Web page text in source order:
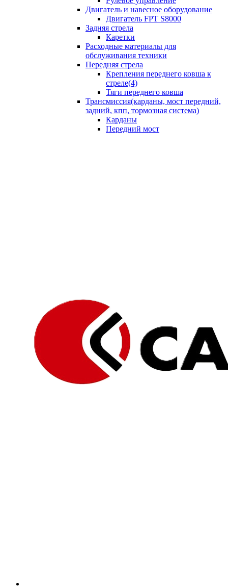
Двигатель и навесное оборудование
Двигатель FPT S8000
Задняя стрела
Каретки
Расходные материалы для
обслуживания техники
Передняя стрела
Крепления переднего ковша к
стреле(4)
Тяги переднего ковша
Трансмиссия(карданы, мост передний,
задний, кпп, тормозная система)
Карданы
Передний мост